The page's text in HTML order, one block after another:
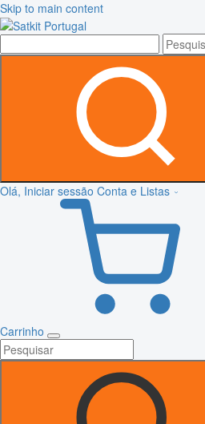
Skip to main content
Olá, Iniciar sessão Conta e Listas
Carrinho